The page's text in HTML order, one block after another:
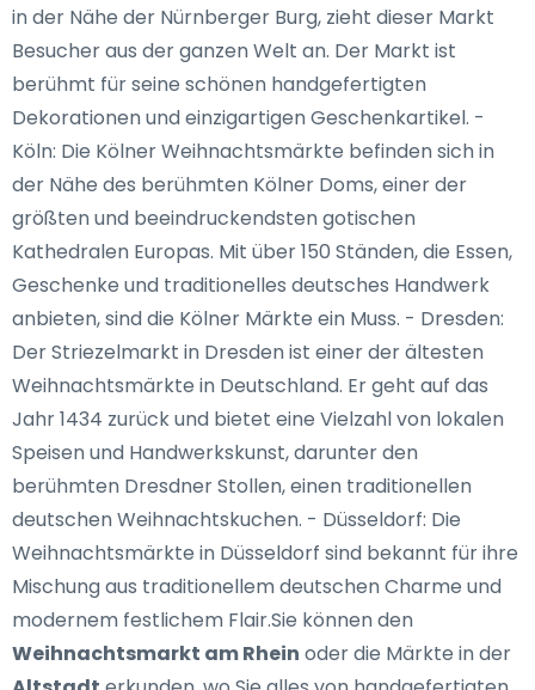
in der Nähe der Nürnberger Burg, zieht dieser Markt
Besucher aus der ganzen Welt an. Der Markt ist
berühmt für seine schönen handgefertigten
Dekorationen und einzigartigen Geschenkartikel. -
Köln: Die Kölner Weihnachtsmärkte befinden sich in
der Nähe des berühmten Kölner Doms, einer der
größten und beeindruckendsten gotischen
Kathedralen Europas. Mit über 150 Ständen, die Essen,
Geschenke und traditionelles deutsches Handwerk
anbieten, sind die Kölner Märkte ein Muss. - Dresden:
Der Striezelmarkt in Dresden ist einer der ältesten
Weihnachtsmärkte in Deutschland. Er geht auf das
Jahr 1434 zurück und bietet eine Vielzahl von lokalen
Speisen und Handwerkskunst, darunter den
berühmten Dresdner Stollen, einen traditionellen
deutschen Weihnachtskuchen. - Düsseldorf: Die
Weihnachtsmärkte in Düsseldorf sind bekannt für ihre
Mischung aus traditionellem deutschen Charme und
modernem festlichem Flair.Sie können den
Weihnachtsmarkt am Rhein oder die Märkte in der